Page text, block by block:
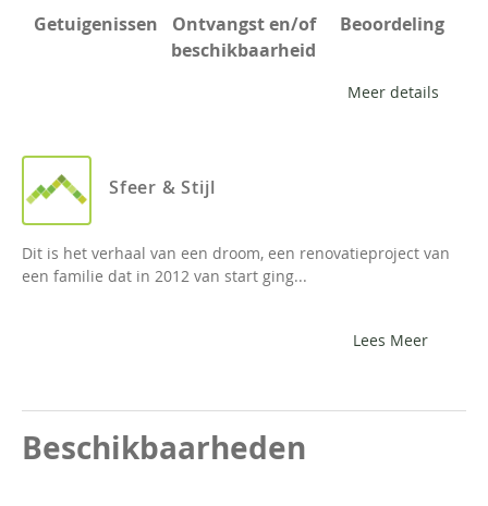
Getuigenissen
Ontvangst en/of
beschikbaarheid
Beoordeling
Meer details
Sfeer & Stijl
Dit is het verhaal van een droom, een renovatieproject van
een familie dat in 2012 van start ging...
Lees Meer
Beschikbaarheden